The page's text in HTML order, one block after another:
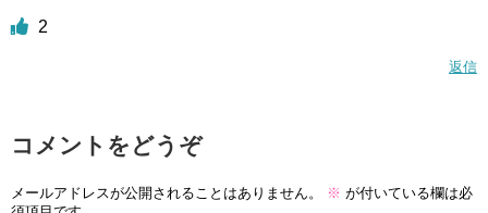
2
返信
コメントをどうぞ
メールアドレスが公開されることはありません。 ※ が付いている欄は必